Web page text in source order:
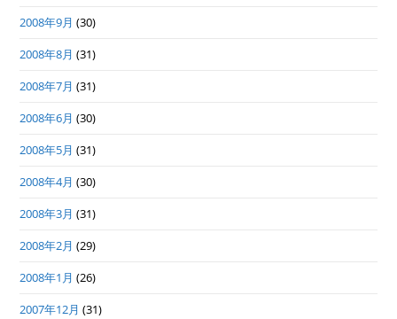
2008年9月 (30)
2008年8月 (31)
2008年7月 (31)
2008年6月 (30)
2008年5月 (31)
2008年4月 (30)
2008年3月 (31)
2008年2月 (29)
2008年1月 (26)
2007年12月 (31)